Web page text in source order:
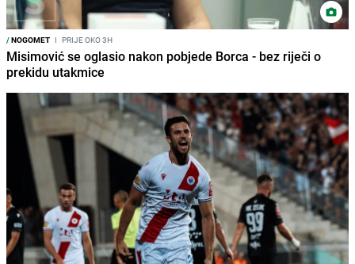
/NOGOMET I PRIJE OKO 3H
Misimović se oglasio nakon pobjede Borca - bez riječi o
prekidu utakmice